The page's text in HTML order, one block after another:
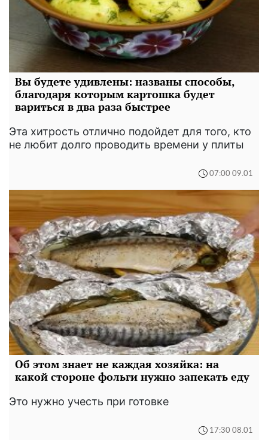
Вы будете удивлены: названы способы,
благодаря которым картошка будет
вариться в два раза быстрее
Эта хитрость отлично подойдет для того, кто
не любит долго проводить времени у плиты
07:00 09.01
Об этом знает не каждая хозяйка: на
какой стороне фольги нужно запекать еду
Это нужно учесть при готовке
17:30 08.01